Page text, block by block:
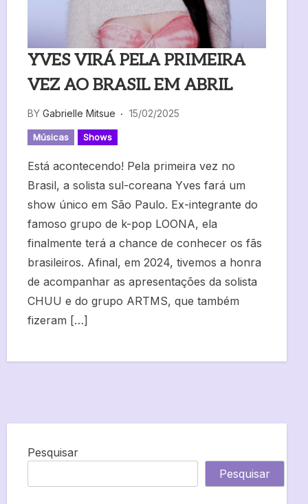
YVES VIRÁ PELA PRIMEIRA
VEZ AO BRASIL EM ABRIL
BY Gabrielle Mitsue 15/02/2025
Músicas Shows
Está acontecendo! Pela primeira vez no
Brasil, a solista sul-coreana Yves fará um
show único em São Paulo. Ex-integrante do
famoso grupo de k-pop LOONA, ela
finalmente terá a chance de conhecer os fãs
brasileiros. Afinal, em 2024, tivemos a honra
de acompanhar as apresentações da solista
CHUU e do grupo ARTMS, que também
fizeram […]
Pesquisar
Pesquisar